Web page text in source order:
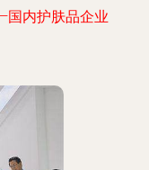
国内护肤品企业